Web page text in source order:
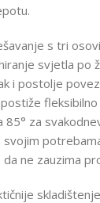
s tri
svjetla po
i postolje
85° za
ne zauzima
skladištenje